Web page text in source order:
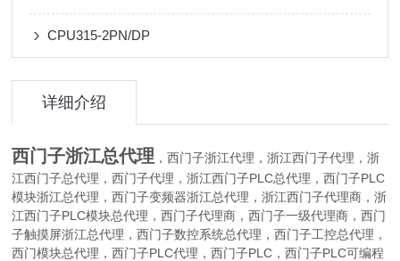
CPU315-2PN/DP
详细介绍
西门子浙江总代理 ，西门子浙江代理，浙江西门子代理，浙
江西门子总代理，西门子代理，浙江西门子PLC总代理，西门子PLC
模块浙江总代理，西门子变频器浙江总代理，浙江西门子代理商，浙
江西门子PLC模块总代理，西门子代理商，西门子一级代理商，西门
子触摸屏浙江总代理，西门子数控系统总代理，西门子工控总代理，
西门模块总代理，西门子PLC代理，西门子PLC，西门子PLC可编程